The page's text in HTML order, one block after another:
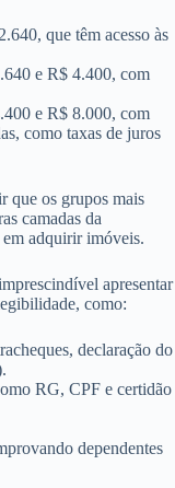
que têm acesso às
e R$ 4.400, com
e R$ 8.000, com
como taxas de juros
que os grupos mais
camadas da
adquirir imóveis.
apresentar
como:
declaração do
RG, CPF e certidão
dependentes